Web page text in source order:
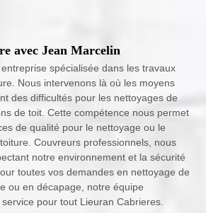
avec Jean Marcelin
spécialisée dans les travaux
Nous intervenons là où les moyens
des difficultés pour les nettoyages de
de toit. Cette compétence nous permet
de qualité pour le nettoyage ou le
Couvreurs professionnels, nous
notre environnement et la sécurité
toutes vos demandes en nettoyage de
ou en décapage, notre équipe
pour tout Lieuran Cabrieres.